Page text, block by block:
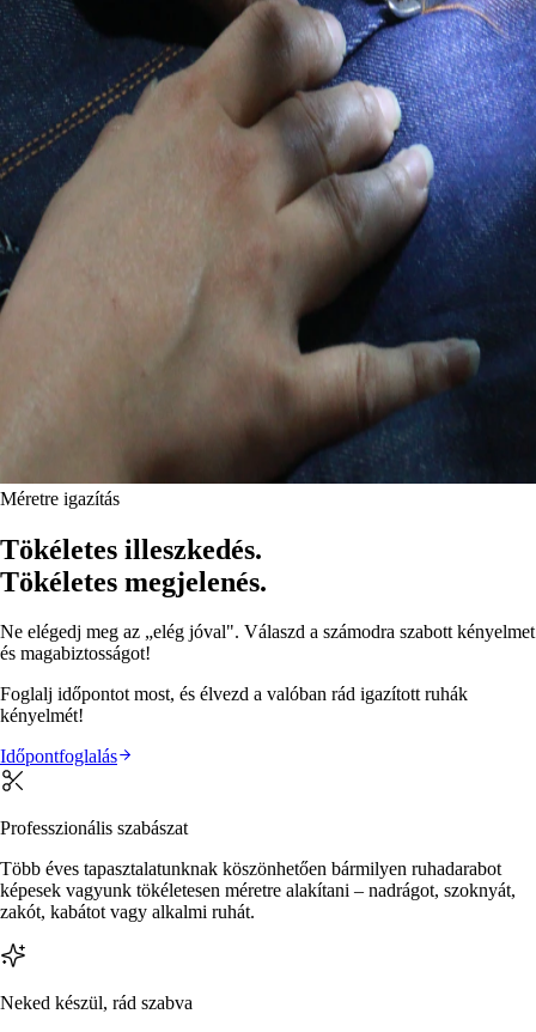
Méretre igazítás
Tökéletes illeszkedés.
Tökéletes megjelenés.
Ne elégedj meg az „elég jóval". Válaszd a számodra szabott kényelmet
és magabiztosságot!
Foglalj időpontot most, és élvezd a valóban rád igazított ruhák
kényelmét!
Időpontfoglalás
Professzionális szabászat
Több éves tapasztalatunknak köszönhetően bármilyen ruhadarabot
képesek vagyunk tökéletesen méretre alakítani – nadrágot, szoknyát,
zakót, kabátot vagy alkalmi ruhát.
Neked készül, rád szabva